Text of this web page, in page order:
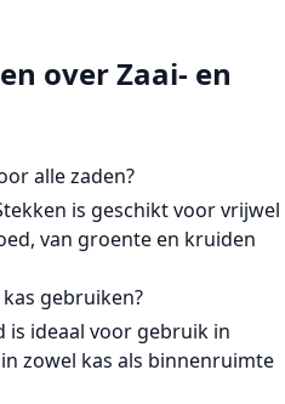
over Zaai- en
alle zaden?
is geschikt voor vrijwel
van groente en kruiden
gebruiken?
is ideaal voor gebruik in
zowel kas als binnenruimte